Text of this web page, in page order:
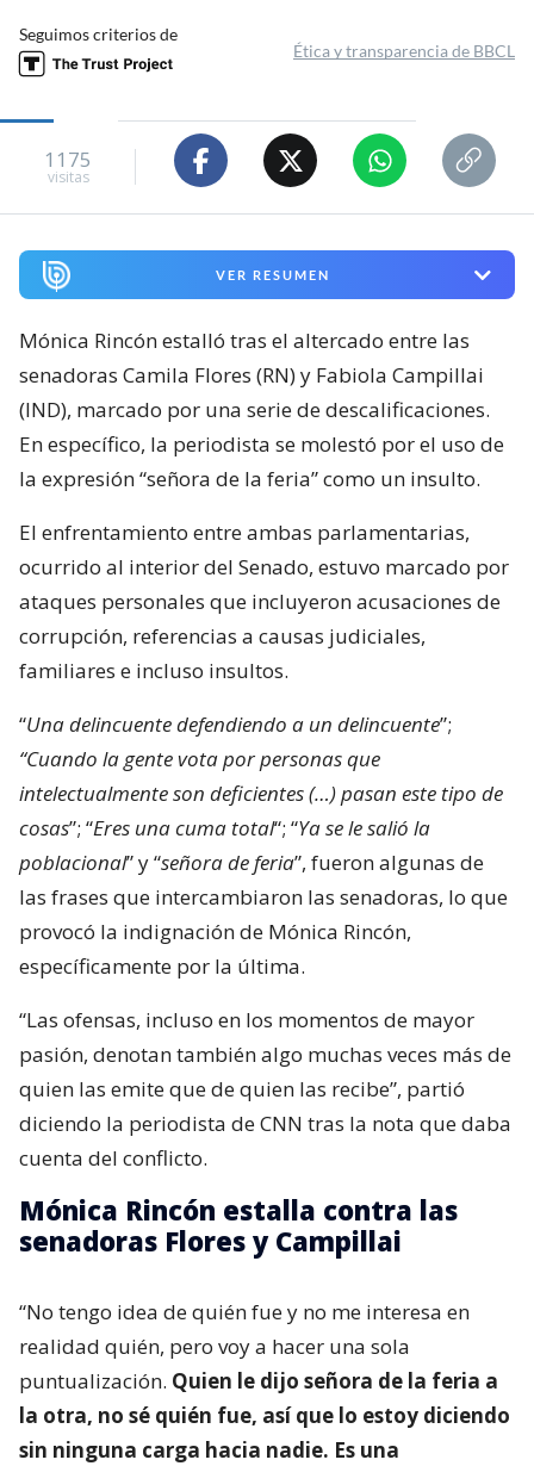
Seguimos criterios de
Ética y transparencia de BBCL
1175
visitas
VER RESUMEN
Mónica Rincón estalló tras el altercado entre las
senadoras Camila Flores (RN) y Fabiola Campillai
(IND), marcado por una serie de descalificaciones.
En específico, la periodista se molestó por el uso de
la expresión “señora de la feria” como un insulto.
El enfrentamiento entre ambas parlamentarias,
ocurrido al interior del Senado, estuvo marcado por
ataques personales que incluyeron acusaciones de
corrupción, referencias a causas judiciales,
familiares e incluso insultos.
“Una delincuente defendiendo a un delincuente”;
“Cuando la gente vota por personas que
intelectualmente son deficientes (…) pasan este tipo de
cosas”; “Eres una cuma total“; “Ya se le salió la
poblacional” y “señora de feria”, fueron algunas de
las frases que intercambiaron las senadoras, lo que
provocó la indignación de Mónica Rincón,
específicamente por la última.
“Las ofensas, incluso en los momentos de mayor
pasión, denotan también algo muchas veces más de
quien las emite que de quien las recibe”, partió
diciendo la periodista de CNN tras la nota que daba
cuenta del conflicto.
Mónica Rincón estalla contra las
senadoras Flores y Campillai
“No tengo idea de quién fue y no me interesa en
realidad quién, pero voy a hacer una sola
puntualización. Quien le dijo señora de la feria a
la otra, no sé quién fue, así que lo estoy diciendo
sin ninguna carga hacia nadie. Es una